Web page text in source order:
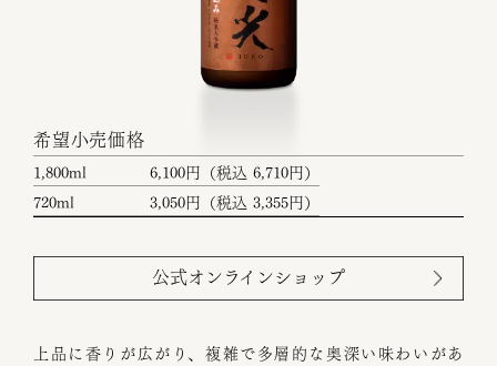
希望小売価格
1,800ml
6,100円（税込 6,710円）
720ml
3,050円（税込 3,355円）
公式オンラインショップ
上品に香りが広がり、複雑で多層的な奥深い味わいがあ